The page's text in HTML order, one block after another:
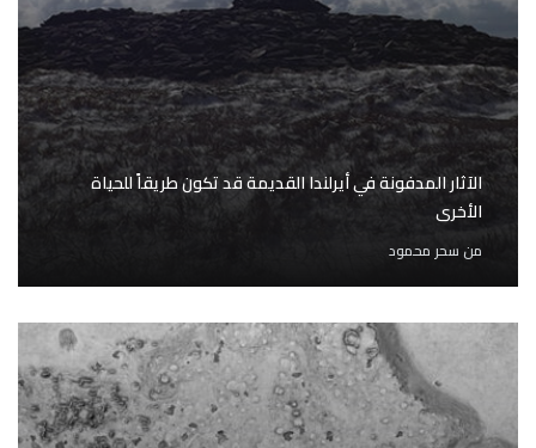
الآثار المدفونة في أيرلندا القديمة قد تكون طريقاً للحياة
الأخرى
من سحر محمود